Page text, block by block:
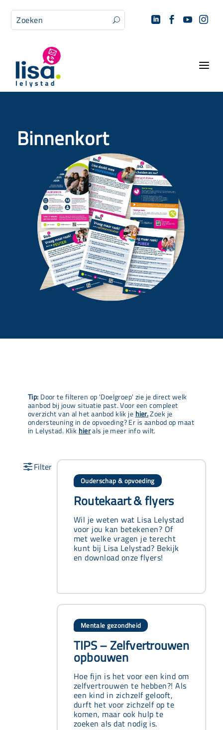
U    
a
Binnenkort
Tip: Door te filteren op 'Doelgroep' zie je direct welk
aanbod bij jouw situatie past. Voor een compleet
overzicht van al het aanbod klik je hier.Zoek je
ondersteuning in de opvoeding? Er is aanbod op maat
in Lelystad. Klik hierals je meer info wilt.
Ouderschap & opvoeding
Routekaart & flyers
Wil je weten wat Lisa Lelystad
voor jou kan betekenen? Of
met welke vragen je terecht
kunt bij Lisa Lelystad? Bekijk
en download onze flyers!
Mentale gezondheid
TIPS – Zelfvertrouwen
opbouwen
Hoe fijn is het voor een kind om
zelfvertrouwen te hebben?! Als
een kind in zichzelf gelooft,
durft het voor zichzelf op te
komen, maar ook hulp te
zoeken als dat nodig is.